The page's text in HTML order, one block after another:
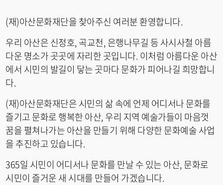
(재)아산문화재단을 찾아주신 여러분 환영합니다.
우리 아산은 신정호, 곡교천, 은행나무길 등 사시사철 아름
다운 명소가 곳곳에 자리한 곳입니다. 이처럼 아름다운 아산
에서 시민의 발길이 닿는 곳마다 문화가 피어나길 희망합니
다.
(재)아산문화재단은 시민의 삶 속에 언제 어디서나 문화를
즐기고 문화로 행복한 아산, 우리 지역 예술가들이 마음껏
꿈을 펼쳐나가는 아산을 만들기 위해 다양한 문화예술 사업
을 추진하고 있습니다.
365일 시민이 어디서나 문화를 만날 수 있는 아산, 문화로
시민이 즐거운 새 시대를 만들어 가겠습니다.